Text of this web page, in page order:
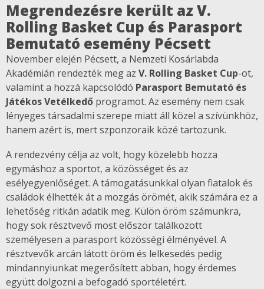
Megrendezésre került az V.
Rolling Basket Cup és Parasport
Bemutató esemény Pécsett
November elején Pécsett, a Nemzeti Kosárlabda
Akadémián rendezték meg az V. Rolling Basket Cup-ot,
valamint a hozzá kapcsolódó Parasport Bemutató és
Játékos Vetélkedő programot. Az esemény nem csak
lényeges társadalmi szerepe miatt áll közel a szívünkhöz,
hanem azért is, mert szponzoraik közé tartozunk.
A rendezvény célja az volt, hogy közelebb hozza
egymáshoz a sportot, a közösséget és az
esélyegyenlőséget. A támogatásunkkal olyan fiatalok és
családok élhették át a mozgás örömét, akik számára ez a
lehetőség ritkán adatik meg. Külön öröm számunkra,
hogy sok résztvevő most először találkozott
személyesen a parasport közösségi élményével. A
résztvevők arcán látott öröm és lelkesedés pedig
mindannyiunkat megerősített abban, hogy érdemes
együtt dolgozni a befogadó sportéletért.